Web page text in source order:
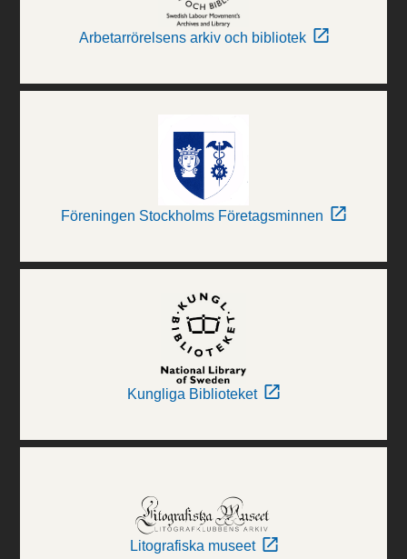
Arbetarrörelsens arkiv och bibliotek
Föreningen Stockholms Företagsminnen
Kungliga Biblioteket
Litografiska museet